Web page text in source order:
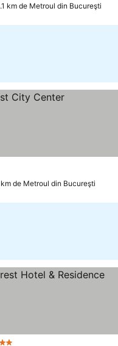
km de Metroul din Bucureşti
de Metroul din Bucureşti